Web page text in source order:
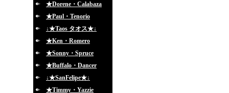
★Dorene・Calabaza
★Paul・Tenorio
↓★Taos タオス★↓
★Ken・Romero
★Sonny・Spruce
★Buffalo・Dancer
↓★SanFelipe★↓
★Timmy・Yazzie